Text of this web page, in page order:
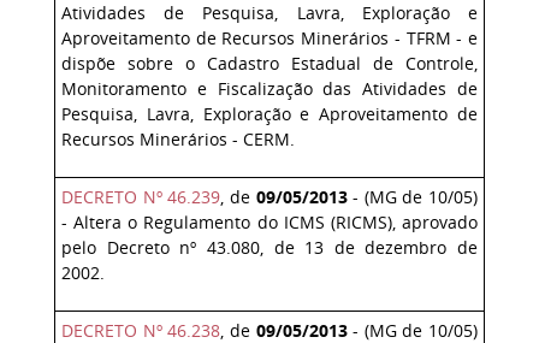
Atividades de Pesquisa, Lavra, Exploração e
Aproveitamento de Recursos Minerários - TFRM - e
dispõe sobre o Cadastro Estadual de Controle,
Monitoramento e Fiscalização das Atividades de
Pesquisa, Lavra, Exploração e Aproveitamento de
Recursos Minerários - CERM.
DECRETO Nº 46.239, de 09/05/2013- (MG de 10/05)
- Altera o Regulamento do ICMS (RICMS), aprovado
pelo Decreto nº 43.080, de 13 de dezembro de
2002.
DECRETO Nº 46.238, de 09/05/2013- (MG de 10/05)